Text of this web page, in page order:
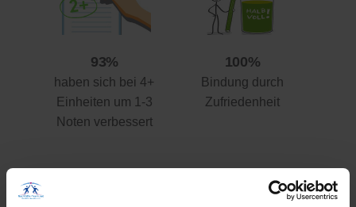
93%
haben sich bei 4+
Einheiten um 1-3
Noten verbessert
100%
Bindung durch
Zufriedenheit
Ihre Vorteile gegenüber anderen